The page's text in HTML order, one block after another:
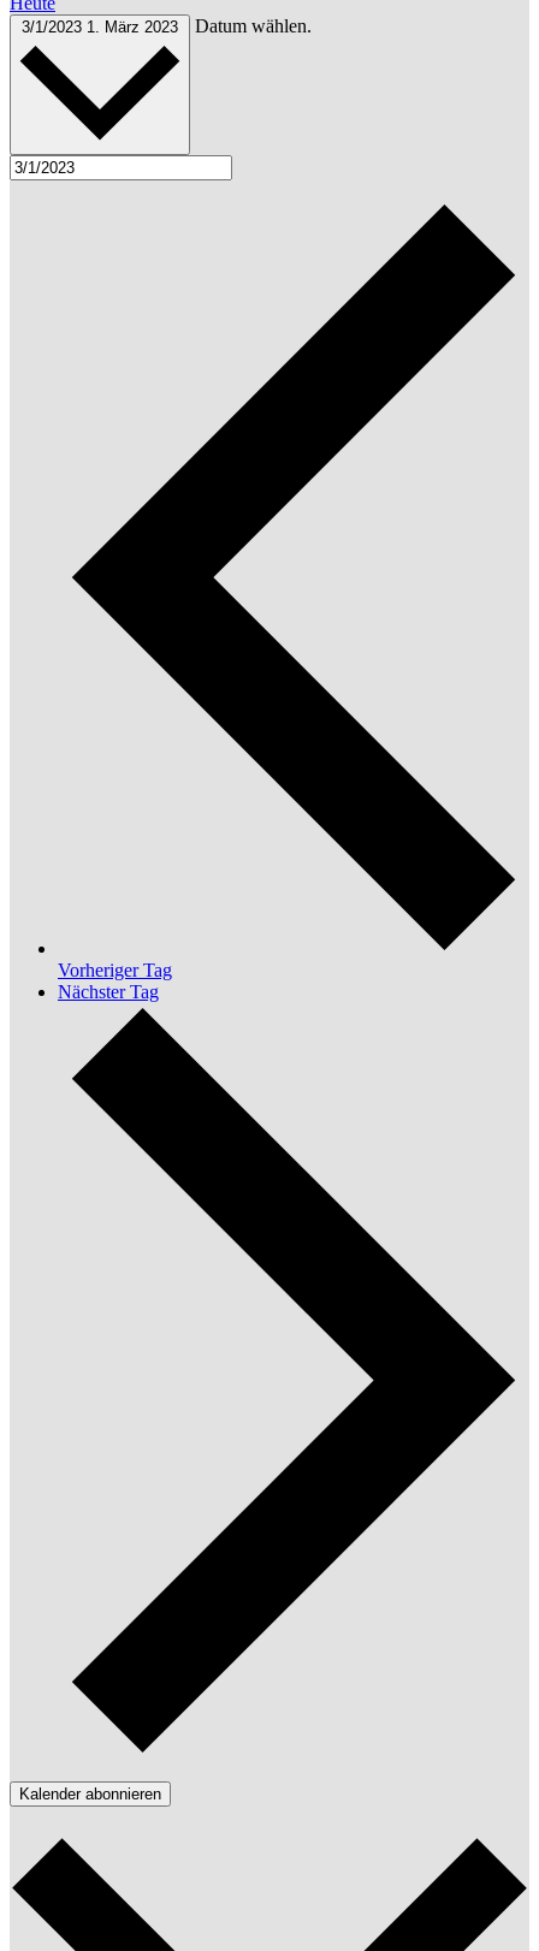
3/1/2023 1. März 2023 Datum wählen.
Vorheriger Tag
Nächster Tag
Kalender abonnieren